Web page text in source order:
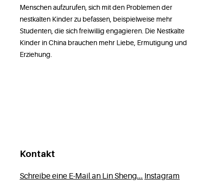
Menschen aufzurufen, sich mit den Problemen der
nestkalten Kinder zu befassen, beispielweise mehr
Studenten, die sich freiwillig engagieren. Die Nestkalte
Kinder in China brauchen mehr Liebe, Ermutigung und
Erziehung.
Kontakt
Schreibe eine E-Mail an Lin Sheng... Instagram